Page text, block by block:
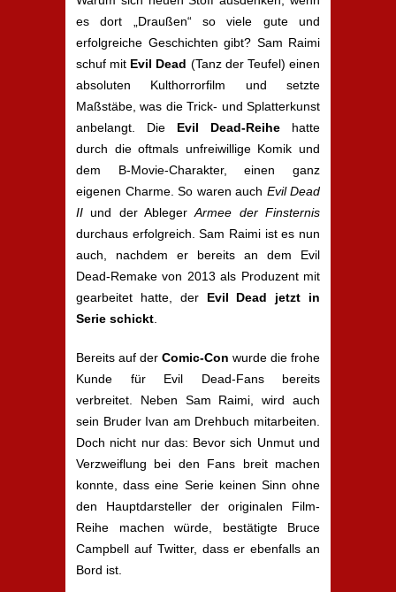
es dort „Draußen“ so viele gute und
erfolgreiche Geschichten gibt? Sam Raimi
schuf mit Evil Dead (Tanz der Teufel) einen
absoluten Kulthorrorfilm und setzte
Maßstäbe, was die Trick- und Splatterkunst
anbelangt. Die Evil Dead-Reihe hatte
durch die oftmals unfreiwillige Komik und
dem B-Movie-Charakter, einen ganz
eigenen Charme. So waren auch Evil Dead
II und der AblegerArmee der Finsternis
durchaus erfolgreich. Sam Raimi ist es nun
auch, nachdem er bereits an dem Evil
Dead-Remake von 2013 als Produzent mit
gearbeitet hatte, der Evil Dead jetzt in
Serie schickt
Bereits auf der Comic-Con wurde die frohe
Kunde für Evil Dead-Fans bereits
verbreitet. Neben Sam Raimi, wird auch
sein Bruder Ivan am Drehbuch mitarbeiten.
Doch nicht nur das: Bevor sich Unmut und
Verzweiflung bei den Fans breit machen
konnte, dass eine Serie keinen Sinn ohne
den Hauptdarsteller der originalen Film-
Reihe machen würde, bestätigte Bruce
Campbell auf Twitter, dass er ebenfalls an
Bord ist.